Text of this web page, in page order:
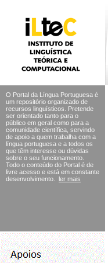
O Portal da Língua Portuguesa é
um repositório organizado de
recursos linguísticos. Pretende
ser orientado tanto para o
público em geral como para a
comunidade científica, servindo
de apoio a quem trabalha com a
língua portuguesa e a todos os
que têm interesse ou dúvidas
sobre o seu funcionamento.
Todo o conteúdo do Portal é de
livre acesso e está em constante
desenvolvimento.
ler mais